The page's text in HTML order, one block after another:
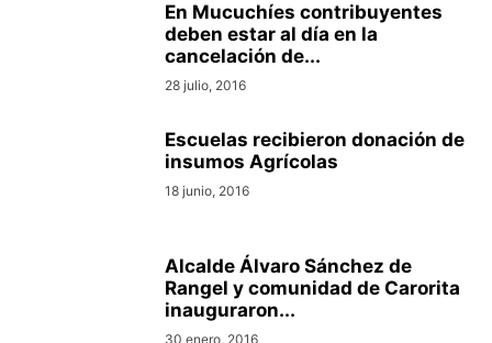
En Mucuchíes contribuyentes
deben estar al día en la
cancelación de...
28 julio, 2016
Escuelas recibieron donación de
insumos Agrícolas
18 junio, 2016
Alcalde Álvaro Sánchez de
Rangel y comunidad de Carorita
inauguraron...
30 enero, 2016